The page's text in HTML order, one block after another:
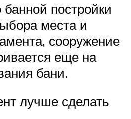
постройки
места и
сооружение
еще на
бани.
лучше сделать